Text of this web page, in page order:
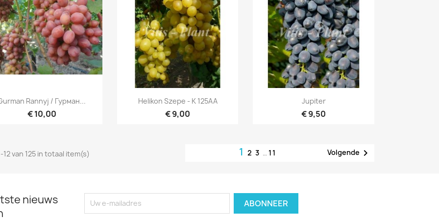
Snel bekijken
Rannyj / Гурман...
€ 10,00
Snel bekijken
Helikon Szepe - K 125AA
€ 9,00
Snel bekijken
Jupiter
€ 9,50
12 van 125 in totaal item(s) 1 2 3 … 11 Volgende 
nieuws